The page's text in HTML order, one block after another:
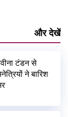
और देखें
टंडन से
ने बारिश